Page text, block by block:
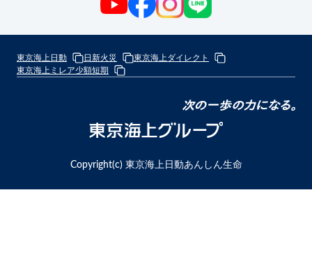
東京海上日動 日新火災
東京海上ダイレクト
東京海上ミレア少額短期
力
Copyright(c) 東京海上日動あんしん生命